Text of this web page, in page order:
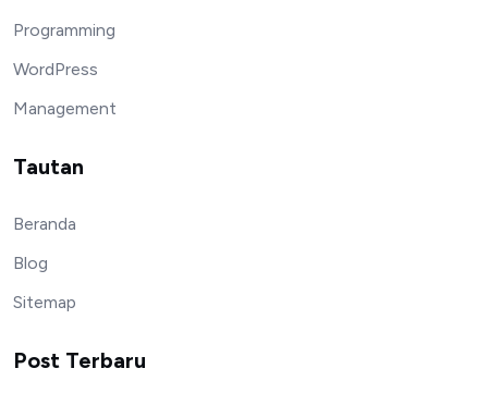
Programming
WordPress
Management
Tautan
Beranda
Blog
Sitemap
Post Terbaru